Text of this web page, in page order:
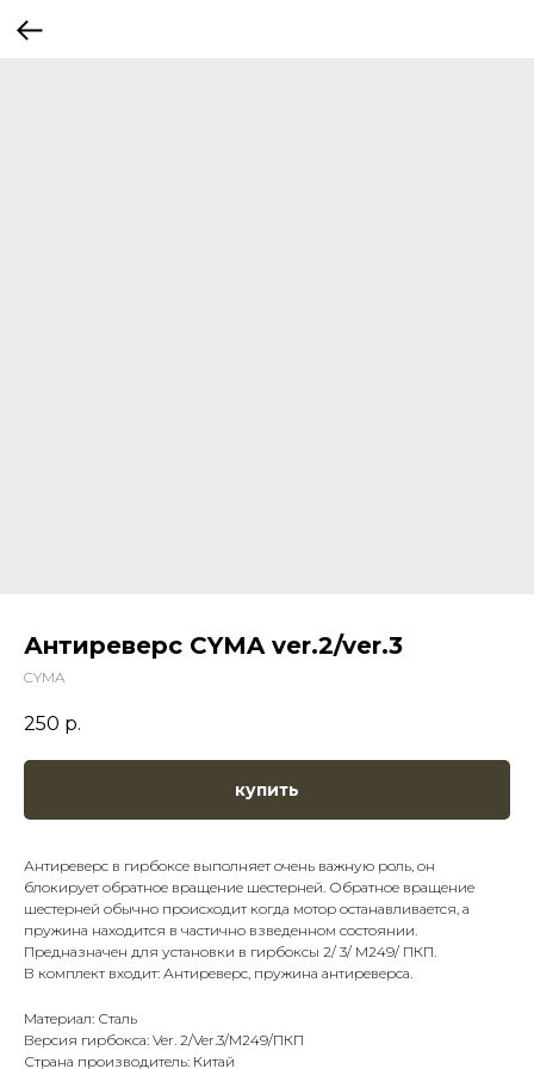
Антиреверс CYMA ver.2/ver.3
CYMA
250 р.
купить
Антиреверс в гирбоксе выполняет очень важную роль, он
блокирует обратное вращение шестерней. Обратное вращение
шестерней обычно происходит когда мотор останавливается, а
пружина находится в частично взведенном состоянии.
Предназначен для установки в гирбоксы 2/ 3/ M249/ ПКП.
В комплект входит: Антиреверс, пружина антиреверса.
Материал: Сталь
Версия гирбокса: Ver. 2/Ver.3/M249/ПКП
Страна производитель: Китай